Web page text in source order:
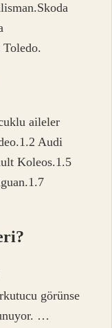
Toledo.
aileler
Audi
Koleos.1.5
görünse
…